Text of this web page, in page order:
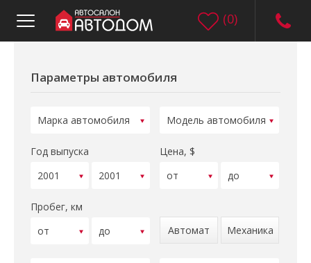
(0)
Параметры автомобиля
Год выпуска Цена, $
Пробег, км
Автомат
Механика